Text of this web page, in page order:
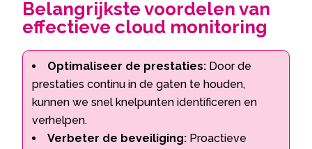
Belangrijkste voordelen van
effectieve cloud monitoring
Optimaliseer de prestaties: Door de
prestaties continu in de gaten te houden,
kunnen we snel knelpunten identificeren en
verhelpen.
Verbeter de beveiliging: Proactieve